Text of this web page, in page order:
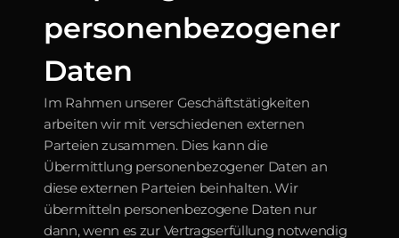
personenbezogener
Daten
Im Rahmen unserer Geschäftstätigkeiten
arbeiten wir mit verschiedenen externen
Parteien zusammen. Dies kann die
Übermittlung personenbezogener Daten an
diese externen Parteien beinhalten. Wir
übermitteln personenbezogene Daten nur
dann, wenn es zur Vertragserfüllung notwendig